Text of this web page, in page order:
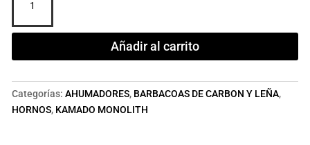
Classic
Serie
Añadir al carrito
Categorías: AHUMADORES, BARBACOAS DE CARBON Y LEÑA,
HORNOS, KAMADO MONOLITH